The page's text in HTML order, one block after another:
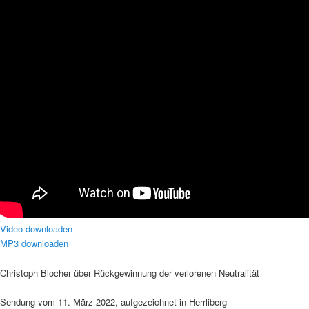
Video downloaden
MP3 downloaden
Christoph Blocher über Rückgewinnung der verlorenen Neutralität
Sendung vom 11. März 2022, aufgezeichnet in Herrliberg